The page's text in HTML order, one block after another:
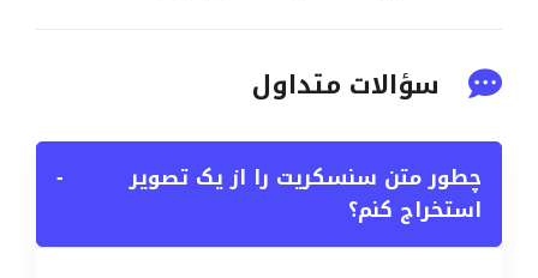
سؤالات متداول
چطور متن سنسکریت را از یک تصویر
استخراج کنم؟
−